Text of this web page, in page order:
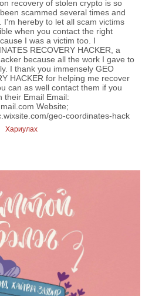
recovery of stolen crypto is so
scammed several times and
I'm hereby to let all scam victims
when you contact the right
I was a victim too. I
RECOVERY HACKER, a
because all the work I gave to
I thank you immensely GEO
HACKER for helping me recover
can as well contact them if you
their Email Email:
Website;
geo-coordinates-hack
Хариулах